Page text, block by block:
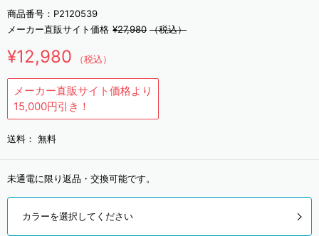
商品番号： P2120539
メーカー直販サイト価格 ¥27,980 （税込）
¥12,980 （税込）
メーカー直販サイト価格より
15,000円引き！
送料： 無料
未通電に限り返品・交換可能です。
カラーを選択してください